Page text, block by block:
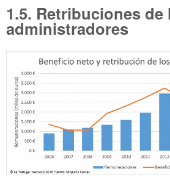
1.5. Retribuciones de
administradores